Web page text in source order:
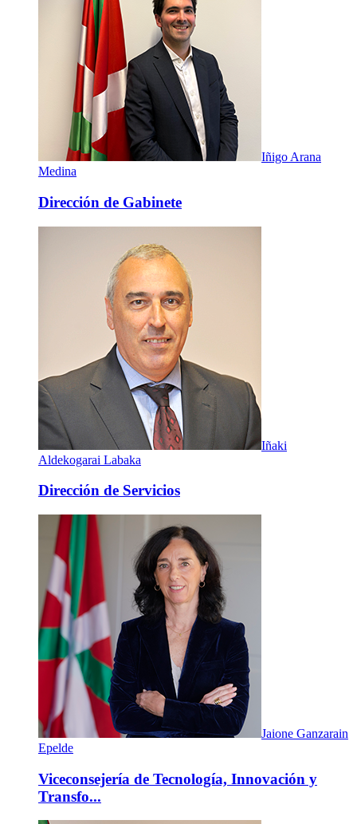
Iñigo Arana
Medina
Dirección de Gabinete
Iñaki
Aldekogarai Labaka
Dirección de Servicios
Jaione Ganzarain
Epelde
Viceconsejería de Tecnología, Innovación y
Transfo...